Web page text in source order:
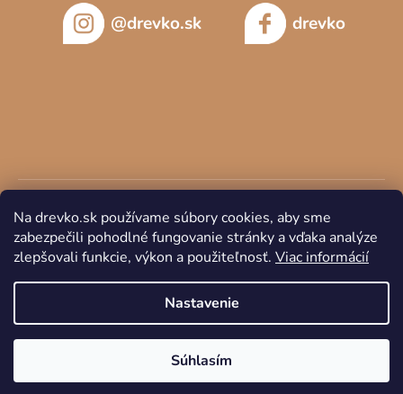
Na drevko.sk používame súbory cookies, aby sme
zabezpečili pohodlné fungovanie stránky a vďaka analýze
zlepšovali funkcie, výkon a použiteľnosť. Viac informácií
Nastavenie
Súhlasím
@drevko.sk drevko
Vytvoril Shoptet